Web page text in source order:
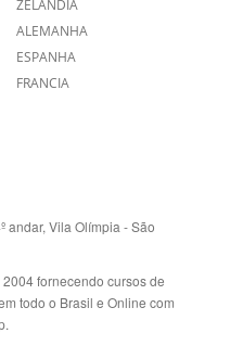
ESPANHA
FRANCIA
Vila Olímpia - São
fornecendo cursos de
todo o Brasil e Online com